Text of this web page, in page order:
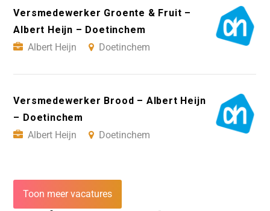
Versmedewerker Groente & Fruit –
Albert Heijn – Doetinchem
Albert Heijn
Doetinchem
Versmedewerker Brood – Albert Heijn
– Doetinchem
Albert Heijn
Doetinchem
Toon meer vacatures